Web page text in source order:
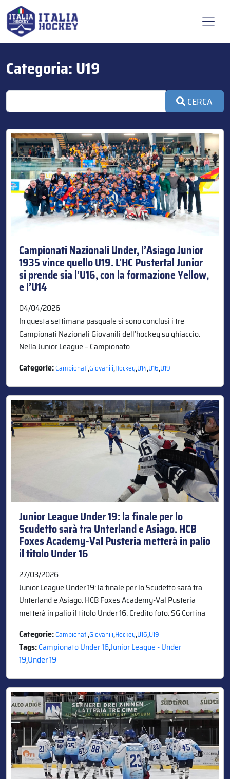
Categoria:U19
CERCA
Campionati Nazionali Under, l’Asiago Junior
1935 vince quello U19. L’HC Pustertal Junior
si prende sia l’U16, con la formazione Yellow,
e l’U14
04/04/2026
In questa settimana pasquale si sono conclusi i tre
Campionati Nazionali Giovanili dell’hockey su ghiaccio.
Nella Junior League – Campionato
Categorie:Campionati,Giovanili,Hockey,U14,U16,U19
Junior League Under 19: la finale per lo
Scudetto sarà tra Unterland e Asiago. HCB
Foxes Academy-Val Pusteria metterà in palio
il titolo Under 16
27/03/2026
Junior League Under 19: la finale per lo Scudetto sarà tra
Unterland e Asiago. HCB Foxes Academy-Val Pusteria
metterà in palio il titolo Under 16. Credito foto: SG Cortina
Categorie:Campionati,Giovanili,Hockey,U16,U19
Tags:Campionato Under 16,Junior League - Under
19,Under 19